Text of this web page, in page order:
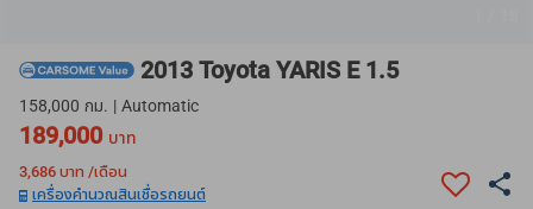
2013 Toyota YARIS E 1.5
158,000 กม. | Automatic
189,000 บาท
3,686บาท /เดือน
เครื่องคำนวณสินเชื่อรถยนต์